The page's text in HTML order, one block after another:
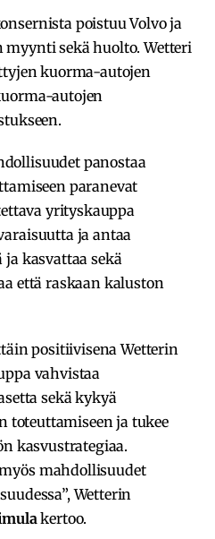
poistuu Volvo ja
sekä huolto. Wetteri
kuorma-autojen
autojen
panostaa
paranevat
yrityskauppa
ja antaa
kasvattaa sekä
että raskaan kaluston
positiivisena Wetterin
vahvistaa
sekä kykyä
toteuttamiseen ja tukee
kasvustrategiaa.
mahdollisuudet
Wetterin
kertoo.